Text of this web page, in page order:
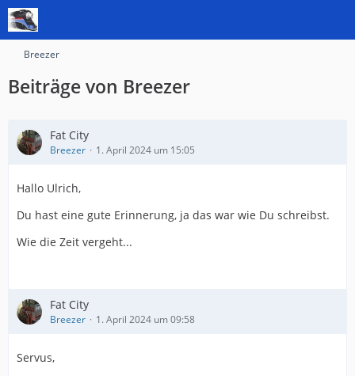
Breezer
Beiträge von Breezer
Fat City
Breezer 1. April 2024 um 15:05
Hallo Ulrich,
Du hast eine gute Erinnerung, ja das war wie Du schreibst.
Wie die Zeit vergeht...
Fat City
Breezer 1. April 2024 um 09:58
Servus,